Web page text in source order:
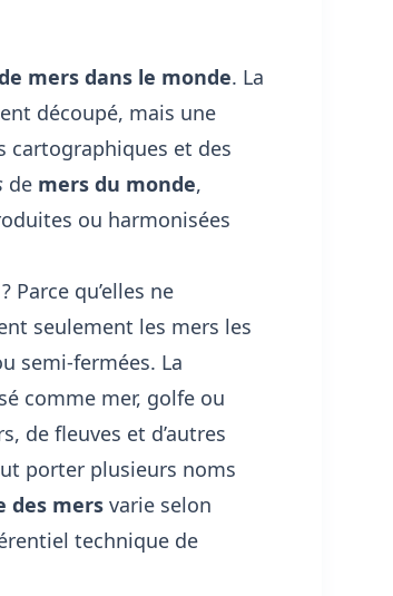
mers dans le monde. La
découpé, mais une
cartographiques et des
de mers du monde,
ou harmonisées
qu’elles ne
seulement les mers les
semi-fermées. La
comme mer, golfe ou
de fleuves et d’autres
porter plusieurs noms
des mersvarie selon
technique de